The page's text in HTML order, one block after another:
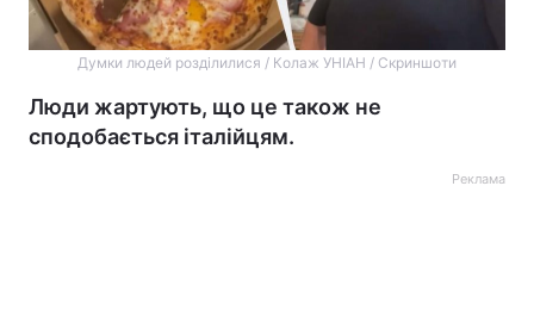
Думки людей розділилися / Колаж УНІАН / Скриншоти
Люди жартують, що це також не
сподобається італійцям.
Реклама